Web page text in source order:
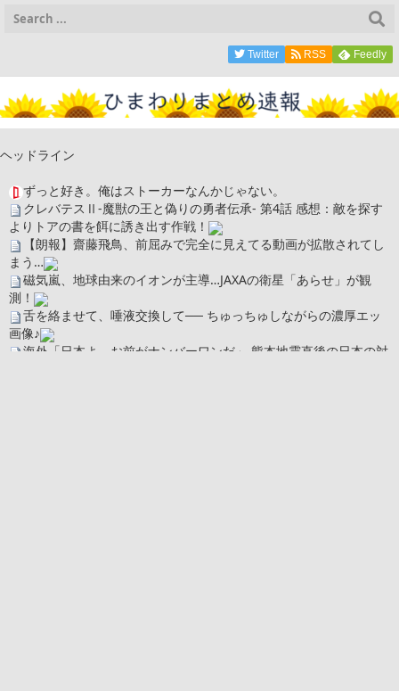
Twitter RSS Feedly
ヘッドライン
ずっと好き。俺はストーカーなんかじゃない。
クレバテスⅡ-魔獣の王と偽りの勇者伝承- 第4話 感想：敵を探す
よりトアの書を餌に誘き出す作戦！
【朗報】齋藤飛鳥、前屈みで完全に見えてる動画が拡散されてし
まう…
磁気嵐、地球由来のイオンが主導…JAXAの衛星「あらせ」が観
測！
舌を絡ませて、唾液交換して── ちゅっちゅしながらの濃厚エッ
画像♪
海外「日本よ、お前がナンバーワンだ」 熊本地震直後の日本の対